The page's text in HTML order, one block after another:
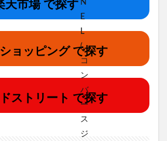
天市場 で探す
ョッピング で探す
ストリート で探す